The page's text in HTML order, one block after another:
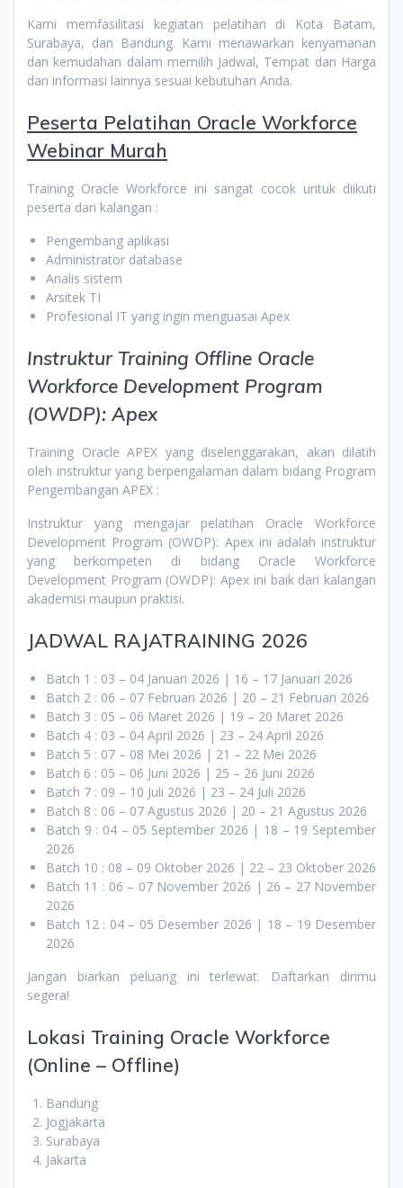
Kami memfasilitasi kegiatan pelatihan di Kota Batam,
Surabaya, dan Bandung. Kami menawarkan kenyamanan
dan kemudahan dalam memilih Jadwal, Tempat dan Harga
dan informasi lainnya sesuai kebutuhan Anda.
Peserta Pelatihan Oracle Workforce
Webinar Murah
Training Oracle Workforce ini sangat cocok untuk diikuti
peserta dari kalangan :
Pengembang aplikasi
Administrator database
Analis sistem
Arsitek TI
Profesional IT yang ingin menguasai Apex
Instruktur Training Offline Oracle
Workforce Development Program
(OWDP): Apex
Training Oracle APEX yang diselenggarakan, akan dilatih
oleh instruktur yang berpengalaman dalam bidang Program
Pengembangan APEX :
Instruktur yang mengajar pelatihan Oracle Workforce
Development Program (OWDP): Apex ini adalah instruktur
yang berkompeten di bidang Oracle Workforce
Development Program (OWDP): Apex ini baik dari kalangan
akademisi maupun praktisi.
JADWAL RAJATRAINING 2026
Batch 1 : 03 – 04 Januari 2026 | 16 – 17 Januari 2026
Batch 2 : 06 – 07 Februari 2026 | 20 – 21 Februari 2026
Batch 3 : 05 – 06 Maret 2026 | 19 – 20 Maret 2026
Batch 4 : 03 – 04 April 2026 | 23 – 24 April 2026
Batch 5 : 07 – 08 Mei 2026 | 21 – 22 Mei 2026
Batch 6 : 05 – 06 Juni 2026 | 25 – 26 Juni 2026
Batch 7 : 09 – 10 Juli 2026 | 23 – 24 Juli 2026
Batch 8 : 06 – 07 Agustus 2026 | 20 – 21 Agustus 2026
Batch 9 : 04 – 05 September 2026 | 18 – 19 September
2026
Batch 10 : 08 – 09 Oktober 2026 | 22 – 23 Oktober 2026
Batch 11 : 06 – 07 November 2026 | 26 – 27 November
2026
Batch 12 : 04 – 05 Desember 2026 | 18 – 19 Desember
2026
Jangan biarkan peluang ini terlewat. Daftarkan dirimu
segera!
Lokasi Training Oracle Workforce
(Online – Offline)
Bandung
Jogjakarta
Surabaya
Jakarta